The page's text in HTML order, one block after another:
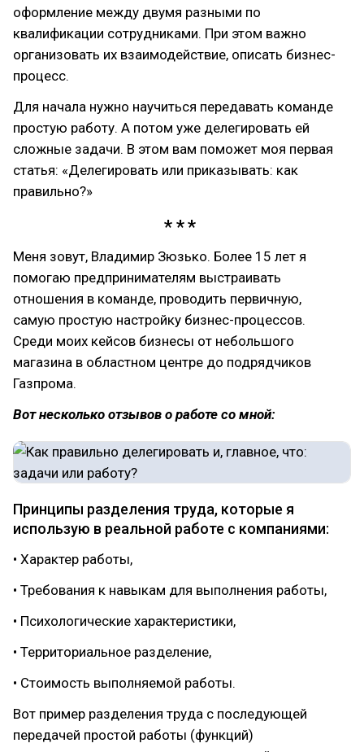
оформление между двумя разными по
квалификации сотрудниками. При этом важно
организовать их взаимодействие, описать бизнес-
процесс.
Для начала нужно научиться передавать команде
простую работу. А потом уже делегировать ей
сложные задачи. В этом вам поможет моя первая
статья: «Делегировать или приказывать: как
правильно?»
Меня зовут, Владимир Зюзько. Более 15 лет я
помогаю предпринимателям выстраивать
отношения в команде, проводить первичную,
самую простую настройку бизнес-процессов.
Среди моих кейсов бизнесы от небольшого
магазина в областном центре до подрядчиков
Газпрома.
Вот несколько отзывов о работе со мной:
Принципы разделения труда, которые я
использую в реальной работе с компаниями:
• Характер работы,
• Требования к навыкам для выполнения работы,
• Психологические характеристики,
• Территориальное разделение,
• Стоимость выполняемой работы.
Вот пример разделения труда с последующей
передачей простой работы (функций)